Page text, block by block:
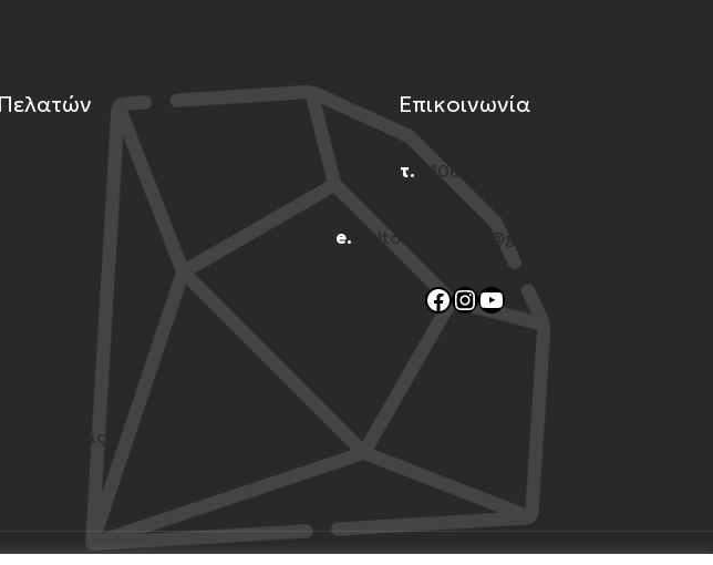
Επικοινωνία
τ. 2106001444
e. n.titomichelakis@gmail.com
Facebook
Instagram
YouTube